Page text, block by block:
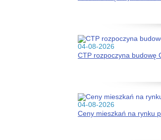
04-08-2026
CTP rozpoczyna budowę
04-08-2026
Ceny mieszkań na rynku